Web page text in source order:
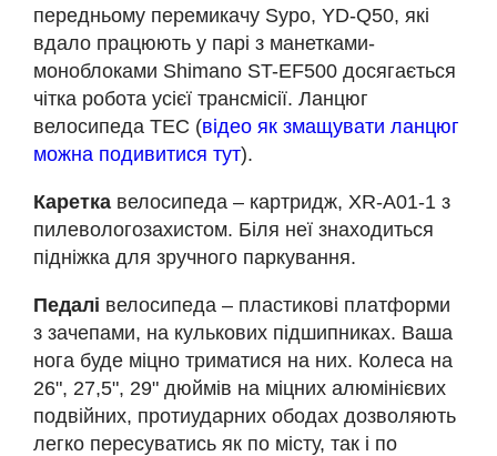
передньому перемикачу Sypo, YD-Q50, які
вдало працюють у парі з манетками-
моноблоками Shimano ST-EF500 досягається
чітка робота усієї трансмісії. Ланцюг
велосипеда ТЕС (відео як змащувати ланцюг
можна подивитися тут).
Каретка велосипеда – картридж, XR-A01-1 з
пилевологозахистом. Біля неї знаходиться
підніжка для зручного паркування.
Педалі велосипеда – пластикові платформи
з зачепами, на кулькових підшипниках. Ваша
нога буде міцно триматися на них. Колеса на
26", 27,5", 29" дюймів на міцних алюмінієвих
подвійних, протиударних ободах дозволяють
легко пересуватись як по місту, так і по